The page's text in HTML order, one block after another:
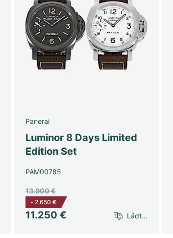
Panerai
Luminor 8 Days Limited
Edition Set
PAM00785
11.250 €
13.900 €
- 2.650 €
Lädt...